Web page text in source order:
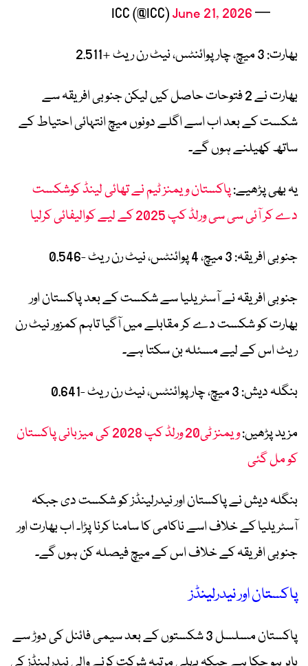
— ICC (@ICC)
June 21, 2026
بھارت: 3 میچ، چار پوائنٹس، نیٹ رن ریٹ +2.511
بھارت نے 2 فتوحات حاصل کیں لیکن جنوبی افریقہ سے
شکست کے بعد اب اسے اگلے دونوں میچ انتہائی احتیاط کے
ساتھ کھیلنے ہوں گے۔
یہ بھی پڑھیے:پاکستان ویمنز ٹیم نے تھائی لینڈ کوشکست
دے کر آئی سی سی ورلڈ کپ 2025 کے لیے کوالیفائی کرلیا
جنوبی افریقہ: 3 میچ، 4 پوائنٹس، نیٹ رن ریٹ -0.546
جنوبی افریقہ نے آسٹریلیا سے شکست کے بعد پاکستان اور
بھارت کو شکست دے کر مقابلے میں آگیا تاہم کمزور نیٹ رن
ریٹ اس کے لیے مسئلہ بن سکتا ہے۔
بنگلہ دیش: 3 میچ، چار پوائنٹس، نیٹ رن ریٹ -0.641
مزید پڑھیں:
ویمنز ٹی20 ورلڈ کپ 2028 کی میزبانی پاکستان
کو مل گئی
بنگلہ دیش نے پاکستان اور نیدرلینڈز کو شکست دی جبکہ
آسٹریلیا کے خلاف اسے ناکامی کا سامنا کرنا پڑا۔ اب بھارت اور
جنوبی افریقہ کے خلاف اس کے میچ فیصلہ کن ہوں گے۔
پاکستان اور نیدرلینڈز
پاکستان مسلسل 3 شکستوں کے بعد سیمی فائنل کی دوڑ سے